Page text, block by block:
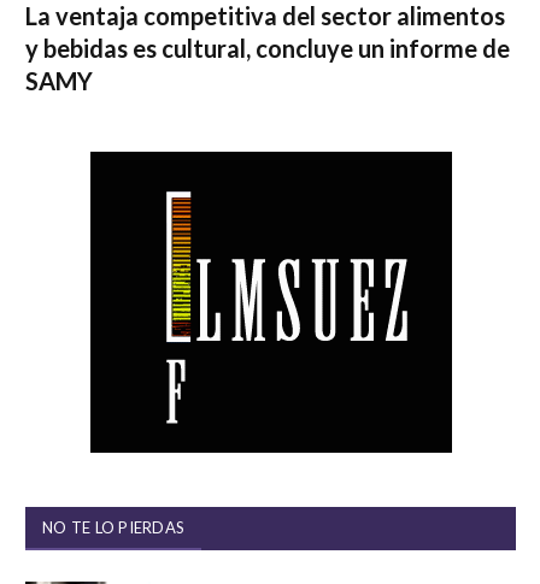
La ventaja competitiva del sector alimentos
y bebidas es cultural, concluye un informe de
SAMY
NO TE LO PIERDAS